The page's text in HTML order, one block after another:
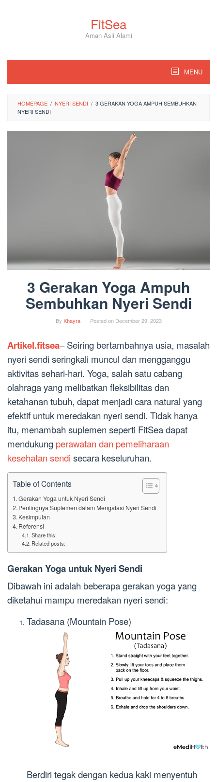
FitSea
Aman Asli Alami
MENU
HOMEPAGE / NYERI SENDI / 3 GERAKAN YOGA AMPUH SEMBUHKAN
NYERI SENDI
3 Gerakan Yoga Ampuh
Sembuhkan Nyeri Sendi
By Khayra Posted on December 29, 2023
Artikel.fitsea– Seiring bertambahnya usia, masalah
nyeri sendi seringkali muncul dan mengganggu
aktivitas sehari-hari. Yoga, salah satu cabang
olahraga yang melibatkan fleksibilitas dan
ketahanan tubuh, dapat menjadi cara natural yang
efektif untuk meredakan nyeri sendi. Tidak hanya
itu, menambah suplemen seperti FitSea dapat
mendukung perawatan dan pemeliharaan
kesehatan sendi secara keseluruhan.
Table of Contents
Gerakan Yoga untuk Nyeri Sendi
Pentingnya Suplemen dalam Mengatasi Nyeri Sendi
Kesimpulan
Referensi
Share this:
Related posts:
Gerakan Yoga untuk Nyeri Sendi
Dibawah ini adalah beberapa gerakan yoga yang
diketahui mampu meredakan nyeri sendi:
Tadasana (Mountain Pose)
Berdiri tegak dengan kedua kaki menyentuh